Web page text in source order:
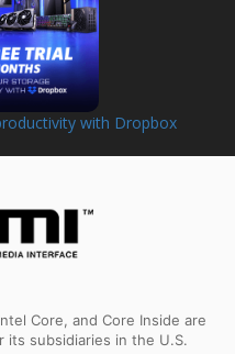
with Dropbox
Core, and Core Inside are
its subsidiaries in the U.S.